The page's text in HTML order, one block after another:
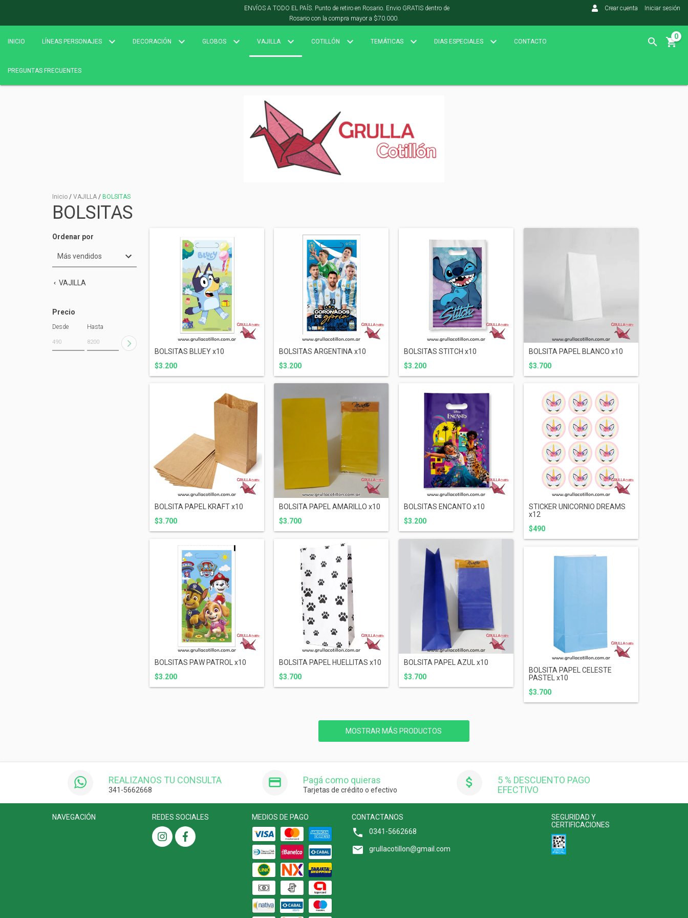
ENVÍOS A TODO EL PAÍS. Punto de retiro en Rosario. Envio GRATIS dentro de
Rosario con la compra mayor a $70.000.
Crear cuenta Iniciar sesión
INICIO LÍNEAS PERSONAJES DECORACIÓN GLOBOS VAJILLA COTILLÓN TEMÁTICAS DIAS ESPECIALES CONTACTO
PREGUNTAS FRECUENTES
0
Inicio / VAJILLA / BOLSITAS
BOLSITAS
Ordenar por
VAJILLA
Precio
Desde Hasta
BOLSITAS BLUEY x10
$3.200
BOLSITAS ARGENTINA x10
$3.200
BOLSITAS STITCH x10
$3.200
BOLSITA PAPEL BLANCO x10
$3.700
BOLSITA PAPEL KRAFT x10
$3.700
BOLSITA PAPEL AMARILLO x10
$3.700
BOLSITAS ENCANTO x10
$3.200
STICKER UNICORNIO DREAMS
x12
$490
BOLSITAS PAW PATROL x10
$3.200
BOLSITA PAPEL HUELLITAS x10
$3.700
BOLSITA PAPEL AZUL x10
$3.700
BOLSITA PAPEL CELESTE
PASTEL x10
$3.700
MOSTRAR MÁS PRODUCTOS
REALIZANOS TU CONSULTA
341-5662668
Pagá como quieras
Tarjetas de crédito o efectivo
5 % DESCUENTO PAGO
EFECTIVO
NAVEGACIÓN REDES SOCIALES MEDIOS DE PAGO
CONTACTANOS
0341-5662668
grullacotillon@gmail.com
SEGURIDAD Y
CERTIFICACIONES